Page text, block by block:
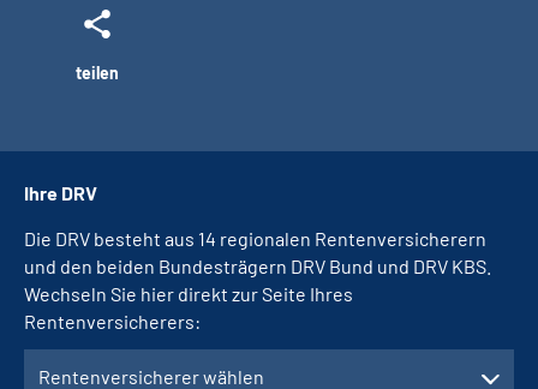
teilen
Ihre DRV
Die DRV besteht aus 14 regionalen Rentenversicherern
und den beiden Bundesträgern DRV Bund und DRV KBS.
Wechseln Sie hier direkt zur Seite Ihres
Rentenversicherers:
Rentenversicherer wählen